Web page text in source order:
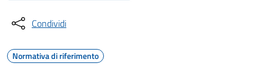
Condividi
Normativa di riferimento